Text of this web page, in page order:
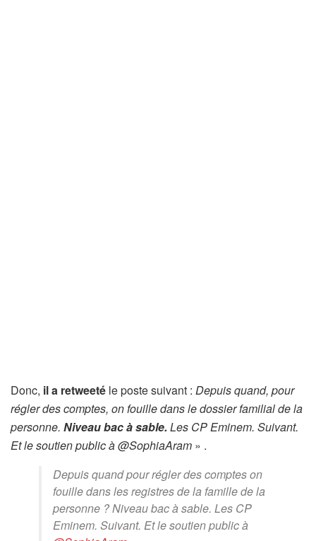
Donc, il a retweeté le poste suivant : Depuis quand, pour
régler des comptes, on fouille dans le dossier familial de la
personne. Niveau bac à sable. Les CP Eminem. Suivant.
Et le soutien public à @SophiaAram » .
Depuis quand pour régler des comptes on
fouille dans les registres de la famille de la
personne ? Niveau bac à sable. Les CP
Eminem. Suivant. Et le soutien public à